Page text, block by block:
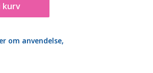
kurv
om anvendelse,